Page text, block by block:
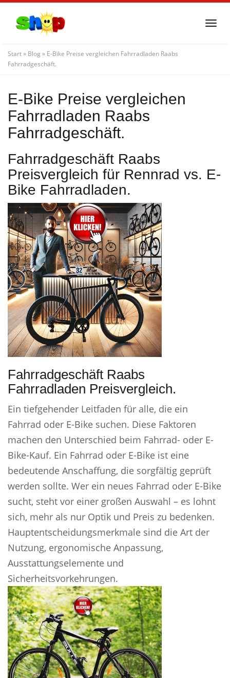
content
Start» Blog » E-Bike Preise vergleichen Fahrradladen Raabs
Fahrradgeschäft.
E-Bike Preise vergleichen
Fahrradladen Raabs
Fahrradgeschäft.
Fahrradgeschäft Raabs
Preisvergleich für Rennrad vs. E-
Bike Fahrradladen.
Fahrradgeschäft Raabs
Fahrradladen Preisvergleich.
Ein tiefgehender Leitfaden für alle, die ein
Fahrrad oder E-Bike suchen. Diese Faktoren
machen den Unterschied beim Fahrrad- oder E-
Bike-Kauf. Ein Fahrrad oder E-Bike ist eine
bedeutende Anschaffung, die sorgfältig geprüft
werden sollte. Wer ein neues Fahrrad oder E-Bike
sucht, steht vor einer großen Auswahl – es lohnt
sich, mehr als nur Optik und Preis zu bedenken.
Hauptentscheidungsmerkmale sind die Art der
Nutzung, ergonomische Anpassung,
Ausstattungselemente und
Sicherheitsvorkehrungen.